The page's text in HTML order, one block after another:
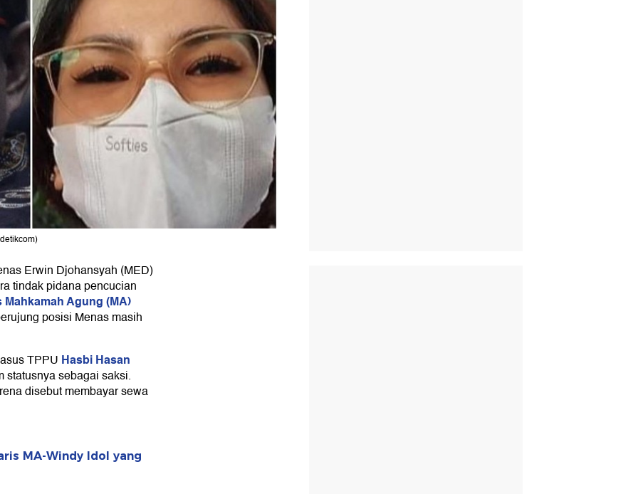
Erwin Djohansyah (MED)
tindak pidana pencucian
Agung (MA)
posisi Menas masih
TPPU Hasbi Hasan
statusnya sebagai saksi.
disebut membayar sewa
MA-Windy Idol yang